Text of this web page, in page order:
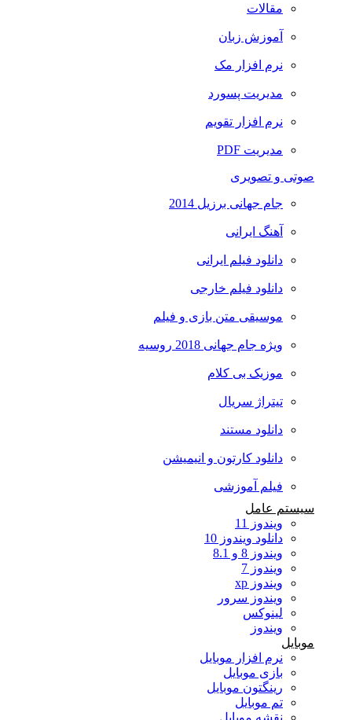
مقالات
آموزش زبان
نرم افزار مک
مدیریت پسورد
نرم افزار تقویم
مدیریت PDF
صوتی و تصویری
جام جهانی برزیل 2014
آهنگ ایرانی
دانلود فیلم ایرانی
دانلود فیلم خارجی
موسیقی متن بازی و فیلم
ویژه جام جهانی 2018 روسیه
موزیک بی کلام
تیتراژ سریال
دانلود مستند
دانلود کارتون و انیمیشن
فیلم آموزشی
سیستم عامل
ویندوز 11
دانلود ویندوز 10
ویندوز 8 و 8.1
ویندوز 7
ویندوز xp
ویندوز سرور
لینوکس
ویندوز
نرم افزار موبایل
بازی موبایل
رینگتون موبایل
تم موبایل
نقشه موبایل